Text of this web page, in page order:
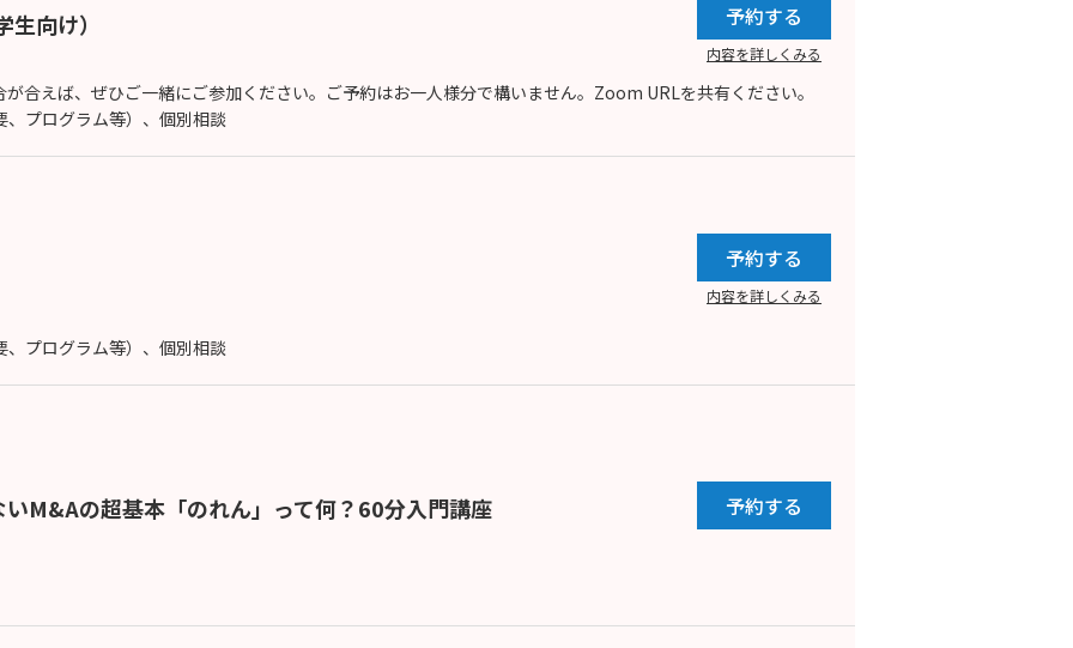
向け）
合えば、ぜひご一緒にご参加ください。ご予約はお一人様分で構いません。Zoom URLを共有ください。
、プログラム等）、個別相談
予約する
内容を詳しくみる
、プログラム等）、個別相談
予約する
内容を詳しくみる
M&Aの超基本「のれん」って何？60分入門講座 予約する